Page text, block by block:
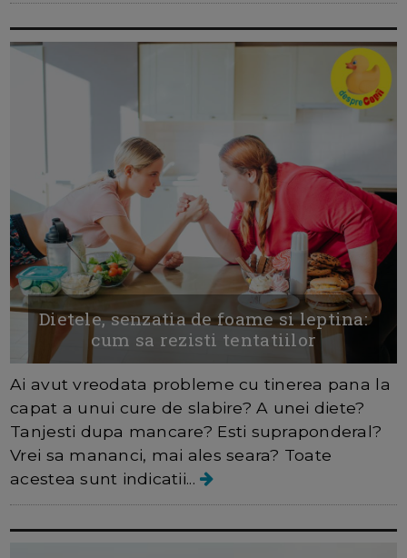
Dietele, senzatia de foame si leptina:
cum sa rezisti tentatiilor
Ai avut vreodata probleme cu tinerea pana la
capat a unui cure de slabire? A unei diete?
Tanjesti dupa mancare? Esti supraponderal?
Vrei sa mananci, mai ales seara? Toate
acestea sunt indicatii...